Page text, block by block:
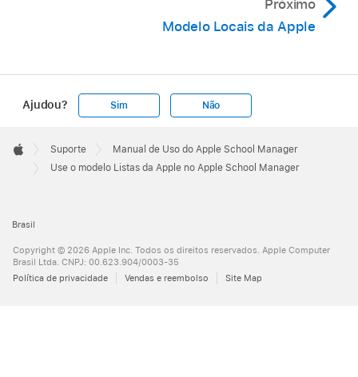
Próximo
Modelo Locais da Apple
Ajudou? Sim Não
Footer

Apple
Suporte
Manual de Uso do Apple School Manager
Use o modelo Listas da Apple no Apple School Manager
Brasil
Copyright © 2026 Apple Inc. Todos os direitos reservados. Apple Computer
Brasil Ltda. CNPJ: 00.623.904/0003-35
Política de privacidade
Vendas e reembolso Site Map